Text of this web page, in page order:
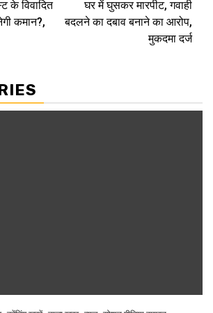
के विवादित
कमान?,
घर में घुसकर मारपीट, गवाही
बदलने का दबाव बनाने का आरोप,
मुकदमा दर्ज